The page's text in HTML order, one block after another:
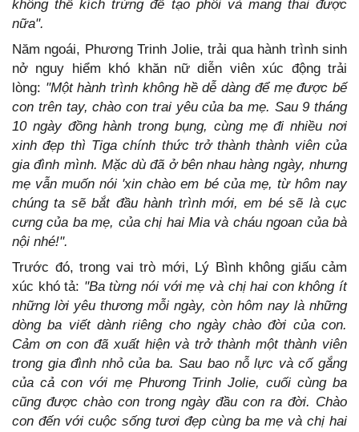
không thể kích trứng để tạo phôi và mang thai được
nữa".
Năm ngoái, Phương Trinh Jolie, trải qua hành trình sinh
nở nguy hiểm khó khăn nữ diễn viên xúc động trải
lòng: "Một hành trình không hề dễ dàng để mẹ được bế
con trên tay, chào con trai yêu của ba mẹ. Sau 9 tháng
10 ngày đồng hành trong bụng, cùng mẹ đi nhiều nơi
xinh đẹp thì Tiga chính thức trở thành thành viên của
gia đình mình. Mặc dù đã ở bên nhau hàng ngày, nhưng
mẹ vẫn muốn nói 'xin chào em bé của mẹ, từ hôm nay
chúng ta sẽ bắt đầu hành trình mới, em bé sẽ là cục
cưng của ba mẹ, của chị hai Mia và cháu ngoan của bà
nội nhé!".
Trước đó, trong vai trò mới, Lý Bình không giấu cảm
xúc khó tả: "Ba từng nói với mẹ và chị hai con không ít
những lời yêu thương mỗi ngày, còn hôm nay là những
dòng ba viết dành riêng cho ngày chào đời của con.
Cảm ơn con đã xuất hiện và trở thành một thành viên
trong gia đình nhỏ của ba. Sau bao nỗ lực và cố gắng
của cả con với mẹ Phương Trinh Jolie, cuối cùng ba
cũng được chào con trong ngày đầu con ra đời. Chào
con đến với cuộc sống tươi đẹp cùng ba mẹ và chị hai